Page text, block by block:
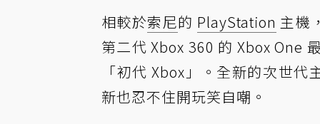
相較於索尼的 PlayStation 主機
第二代 Xbox 360 的 Xbox One
「初代 Xbox」。全新的次世代
新也忍不住開玩笑自嘲。